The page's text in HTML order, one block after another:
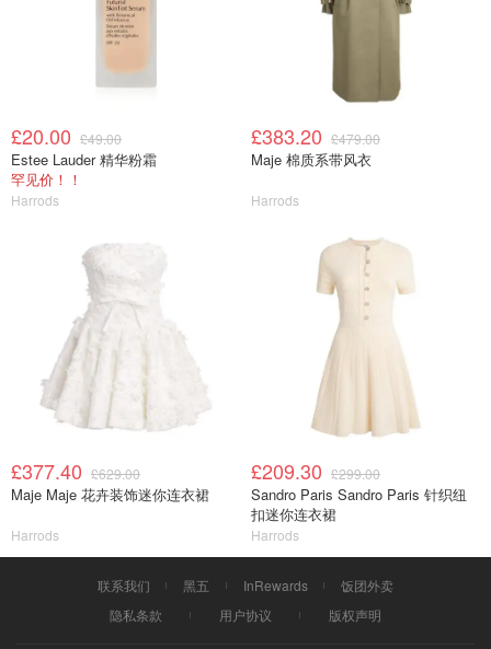
£20.00 £49.00
Estee Lauder 精华粉霜
罕见价！！
Harrods
£383.20 £479.00
Maje 棉质系带风衣
Harrods
£377.40 £629.00
Maje Maje 花卉装饰迷你连衣裙
Harrods
£209.30 £299.00
Sandro Paris Sandro Paris 针织纽
扣迷你连衣裙
Harrods
联系我们 黑五 InRewards
饭团外卖
隐私条款
用户协议 版权声明